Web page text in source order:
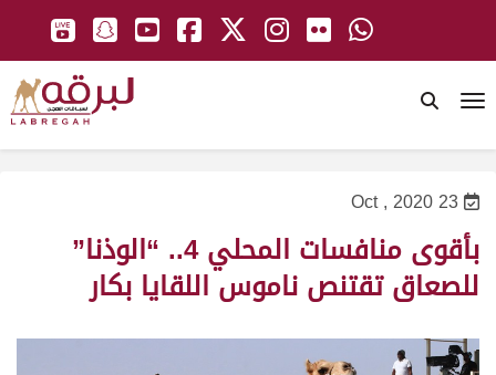
23 Oct , 2020
بأقوى منافسات المحلي 4.. “الوذنا”
للصعاق تقتنص ناموس اللقايا بكار